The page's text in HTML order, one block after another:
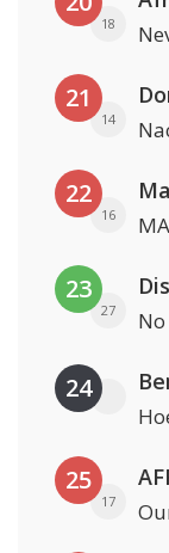
18
21
14
22
16
23
27
24
25
17